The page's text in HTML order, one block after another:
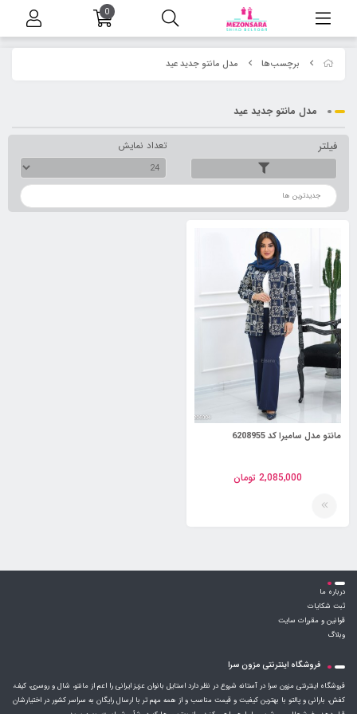
برچسب‌ها مدل مانتو جدید عید
مدل مانتو جدید عید
فیلتر تعداد نمایش
ترتیب
مانتو مدل سامیرا کد 6208955
2,085,000 تومان
درباره ما
ثبت شکایات
قوانین و مقررات سایت
وبلاگ
فروشگاه اینترنتی مزون سرا
فروشگاه اینترنتی مزون سرا در آستانه شروع در نظر دارد استایل بانوان عزیز ایرانی را اعم از مانتو، شال و روسری، کیف،
کفش، بارانی و پالتو با بهترین کیفیت و قیمت مناسب و از همه مهم تر با ارسال رایگان به سراسر کشور در اختیارشان
0